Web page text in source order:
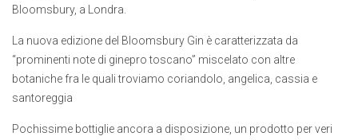
Bloomsbury, a Londra.
La nuova edizione del Bloomsbury Gin è caratterizzata da
“prominenti note di ginepro toscano” miscelato con altre
botaniche fra le quali troviamo coriandolo, angelica, cassia e
santoreggia
Pochissime bottiglie ancora a disposizione, un prodotto per veri